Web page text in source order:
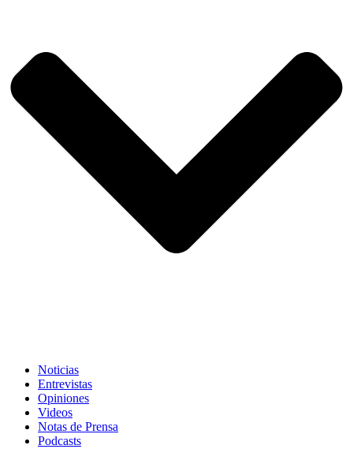
Noticias
Entrevistas
Opiniones
Videos
Notas de Prensa
Podcasts